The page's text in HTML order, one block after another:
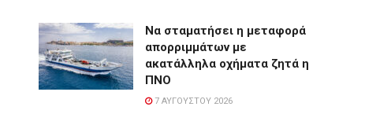
Να σταματήσει η μεταφορά
απορριμμάτων με
ακατάλληλα οχήματα ζητά η
ΠΝΟ
7 ΑΥΓΟΎΣΤΟΥ 2026